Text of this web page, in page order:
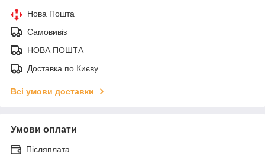
Нова Пошта
Самовивіз
НОВА ПОШТА
Доставка по Києву
Всі умови доставки
Умови оплати
Післяплата